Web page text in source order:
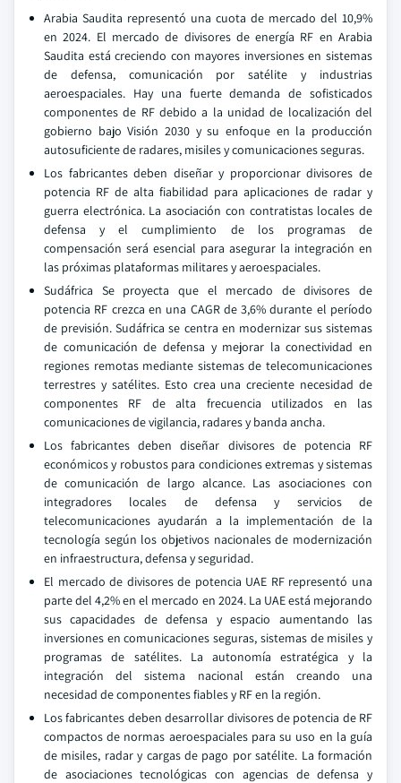
Arabia Saudita representó una cuota de mercado del 10,9%
en 2024. El mercado de divisores de energía RF en Arabia
Saudita está creciendo con mayores inversiones en sistemas
de defensa, comunicación por satélite y industrias
aeroespaciales. Hay una fuerte demanda de sofisticados
componentes de RF debido a la unidad de localización del
gobierno bajo Visión 2030 y su enfoque en la producción
autosuficiente de radares, misiles y comunicaciones seguras.
Los fabricantes deben diseñar y proporcionar divisores de
potencia RF de alta fiabilidad para aplicaciones de radar y
guerra electrónica. La asociación con contratistas locales de
defensa y el cumplimiento de los programas de
compensación será esencial para asegurar la integración en
las próximas plataformas militares y aeroespaciales.
Sudáfrica Se proyecta que el mercado de divisores de
potencia RF crezca en una CAGR de 3,6% durante el período
de previsión. Sudáfrica se centra en modernizar sus sistemas
de comunicación de defensa y mejorar la conectividad en
regiones remotas mediante sistemas de telecomunicaciones
terrestres y satélites. Esto crea una creciente necesidad de
componentes RF de alta frecuencia utilizados en las
comunicaciones de vigilancia, radares y banda ancha.
Los fabricantes deben diseñar divisores de potencia RF
económicos y robustos para condiciones extremas y sistemas
de comunicación de largo alcance. Las asociaciones con
integradores locales de defensa y servicios de
telecomunicaciones ayudarán a la implementación de la
tecnología según los objetivos nacionales de modernización
en infraestructura, defensa y seguridad.
El mercado de divisores de potencia UAE RF representó una
parte del 4,2% en el mercado en 2024. La UAE está mejorando
sus capacidades de defensa y espacio aumentando las
inversiones en comunicaciones seguras, sistemas de misiles y
programas de satélites. La autonomía estratégica y la
integración del sistema nacional están creando una
necesidad de componentes fiables y RF en la región.
Los fabricantes deben desarrollar divisores de potencia de RF
compactos de normas aeroespaciales para su uso en la guía
de misiles, radar y cargas de pago por satélite. La formación
de asociaciones tecnológicas con agencias de defensa y